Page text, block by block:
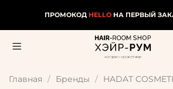
ПРОМОКОД HELLOНА ПЕРВЫЙ
Главная Бренды HADAT